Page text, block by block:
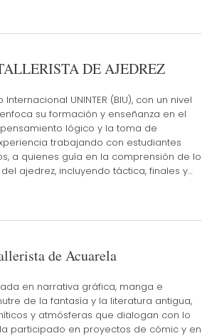
DE AJEDREZ
UNINTER (BIU), con un nivel
su formación y enseñanza en el
lógico y la toma de
trabajando con estudiantes
a quienes guía en la comprensión de
ajedrez, incluyendo táctica, finales y…
de Acuarela
en narrativa gráfica, manga e
de la fantasía y la literatura antigua,
y atmósferas que dialogan con lo
participado en proyectos de cómic y en